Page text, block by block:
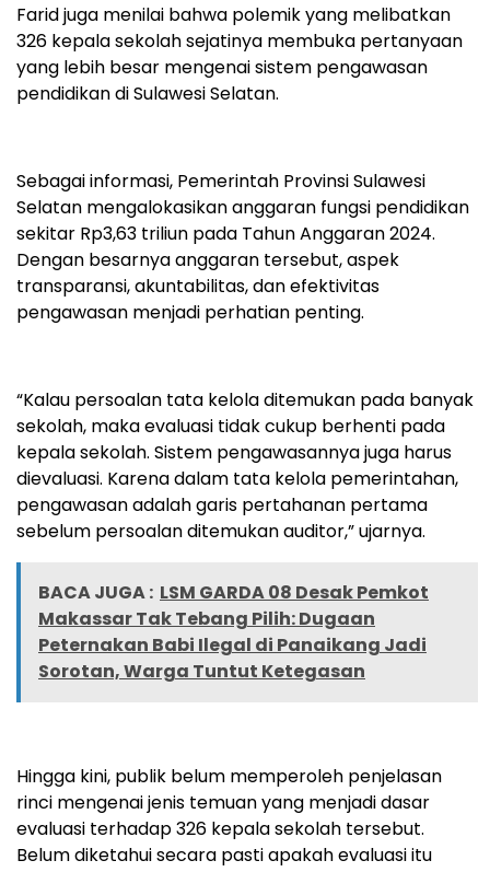
Farid juga menilai bahwa polemik yang melibatkan
326 kepala sekolah sejatinya membuka pertanyaan
yang lebih besar mengenai sistem pengawasan
pendidikan di Sulawesi Selatan.
Sebagai informasi, Pemerintah Provinsi Sulawesi
Selatan mengalokasikan anggaran fungsi pendidikan
sekitar Rp3,63 triliun pada Tahun Anggaran 2024.
Dengan besarnya anggaran tersebut, aspek
transparansi, akuntabilitas, dan efektivitas
pengawasan menjadi perhatian penting.
“Kalau persoalan tata kelola ditemukan pada banyak
sekolah, maka evaluasi tidak cukup berhenti pada
kepala sekolah. Sistem pengawasannya juga harus
dievaluasi. Karena dalam tata kelola pemerintahan,
pengawasan adalah garis pertahanan pertama
sebelum persoalan ditemukan auditor,” ujarnya.
BACA JUGA : LSM GARDA 08 Desak Pemkot
Makassar Tak Tebang Pilih: Dugaan
Peternakan Babi Ilegal di Panaikang Jadi
Sorotan, Warga Tuntut Ketegasan
Hingga kini, publik belum memperoleh penjelasan
rinci mengenai jenis temuan yang menjadi dasar
evaluasi terhadap 326 kepala sekolah tersebut.
Belum diketahui secara pasti apakah evaluasi itu